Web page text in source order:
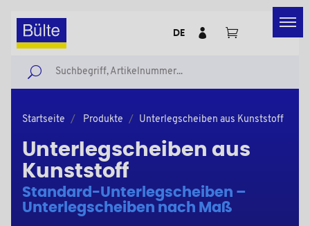
DE
Startseite Produkte Unterlegscheiben aus Kunststoff
Unterlegscheiben aus
Kunststoff
Standard-Unterlegscheiben –
Unterlegscheiben nach Maß